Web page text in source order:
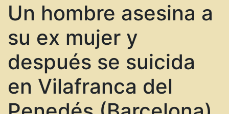
Un hombre asesina a
su ex mujer y
después se suicida
en Vilafranca del